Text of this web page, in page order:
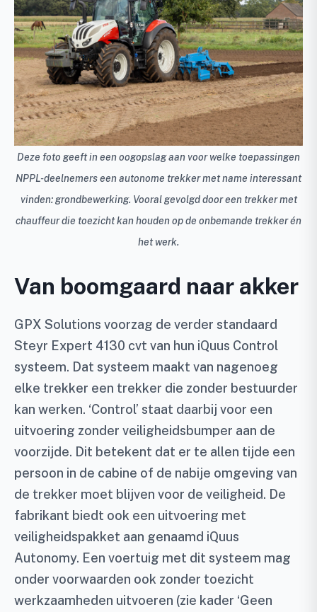
Deze foto geeft in een oogopslag aan voor welke toepassingen
NPPL-deelnemers een autonome trekker met name interessant
vinden: grondbewerking. Vooral gevolgd door een trekker met
chauffeur die toezicht kan houden op de onbemande trekker én
het werk.
Van boomgaard naar akker
GPX Solutions voorzag de verder standaard
Steyr Expert 4130 cvt van hun iQuus Control
systeem. Dat systeem maakt van nagenoeg
elke trekker een trekker die zonder bestuurder
kan werken. ‘Control’ staat daarbij voor een
uitvoering zonder veiligheidsbumper aan de
voorzijde. Dit betekent dat er te allen tijde een
persoon in de cabine of de nabije omgeving van
de trekker moet blijven voor de veiligheid. De
fabrikant biedt ook een uitvoering met
veiligheidspakket aan genaamd iQuus
Autonomy. Een voertuig met dit systeem mag
onder voorwaarden ook zonder toezicht
werkzaamheden uitvoeren (zie kader ‘Geen